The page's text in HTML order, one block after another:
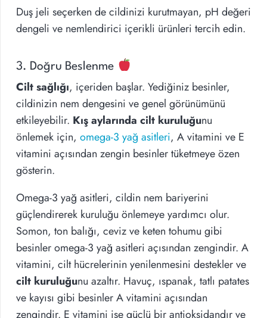
Duş jeli seçerken de cildinizi kurutmayan, pH değeri
dengeli ve nemlendirici içerikli ürünleri tercih edin.
3. Doğru Beslenme
Cilt sağlığı, içeriden başlar. Yediğiniz besinler,
cildinizin nem dengesini ve genel görünümünü
etkileyebilir. Kış aylarında cilt kuruluğunu
önlemek için, omega-3 yağ asitleri, A vitamini ve E
vitamini açısından zengin besinler tüketmeye özen
gösterin.
Omega-3 yağ asitleri, cildin nem bariyerini
güçlendirerek kuruluğu önlemeye yardımcı olur.
Somon, ton balığı, ceviz ve keten tohumu gibi
besinler omega-3 yağ asitleri açısından zengindir. A
vitamini, cilt hücrelerinin yenilenmesini destekler ve
cilt kuruluğunu azaltır. Havuç, ıspanak, tatlı patates
ve kayısı gibi besinler A vitamini açısından
zengindir. E vitamini ise güçlü bir antioksidandır ve